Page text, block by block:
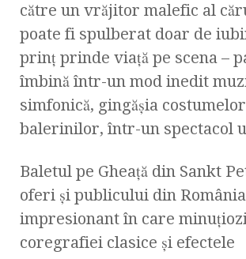
către un vrăjitor malefic al
poate fi spulberat doar de
prinţ prinde viaţă pe scena –
îmbină într-un mod inedit
simfonică, gingăşia
balerinilor, într-un spectacol
Baletul pe Gheaţă din Sankt
oferi şi publicului din
impresionant în care
coregrafiei clasice şi efectele